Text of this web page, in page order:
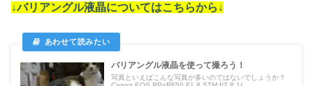
↓バリアングル液晶についてはこちらから↓
バリアングル液晶を使って撮ろう！
写真といえばこんな写真が多いのではないでしょうか？